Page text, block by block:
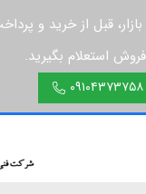
قبل از خرید و
استعلام بگیرید.
۰۹۱۰۴۳۷۳۷۵۸